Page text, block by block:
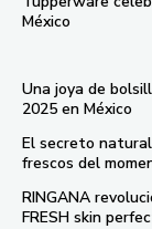
México
Una joya de
2025 en México
El secreto
frescos del
RINGANA
FRESH skin